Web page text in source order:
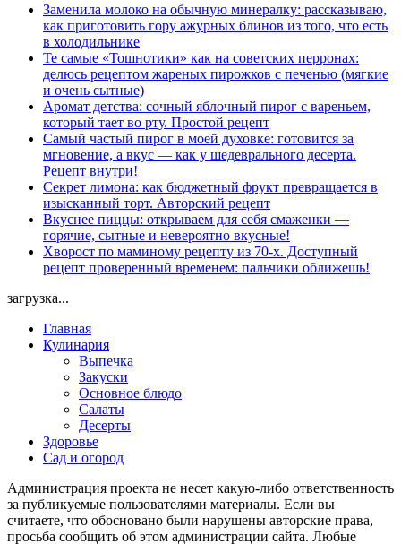
Заменила молоко на обычную минералку: рассказываю,
как приготовить гору ажурных блинов из того, что есть
в холодильнике
Те самые «Тошнотики» как на советских перронах:
делюсь рецептом жареных пирожков с печенью (мягкие
и очень сытные)
Аромат детства: сочный яблочный пирог с вареньем,
который тает во рту. Простой рецепт
Самый частый пирог в моей духовке: готовится за
мгновение, а вкус — как у шедеврального десерта.
Рецепт внутри!
Секрет лимона: как бюджетный фрукт превращается в
изысканный торт. Авторский рецепт
Вкуснее пиццы: открываем для себя смаженки —
горячие, сытные и невероятно вкусные!
Хворост по маминому рецепту из 70-х. Доступный
рецепт проверенный временем: пальчики оближешь!
загрузка...
Главная
Кулинария
Выпечка
Закуски
Основное блюдо
Салаты
Десерты
Здоровье
Сад и огород
Администрация проекта не несет какую-либо ответственность
за публикуемые пользователями материалы. Если вы
считаете, что обосновано были нарушены авторские права,
просьба сообщить об этом администрации сайта. Любые